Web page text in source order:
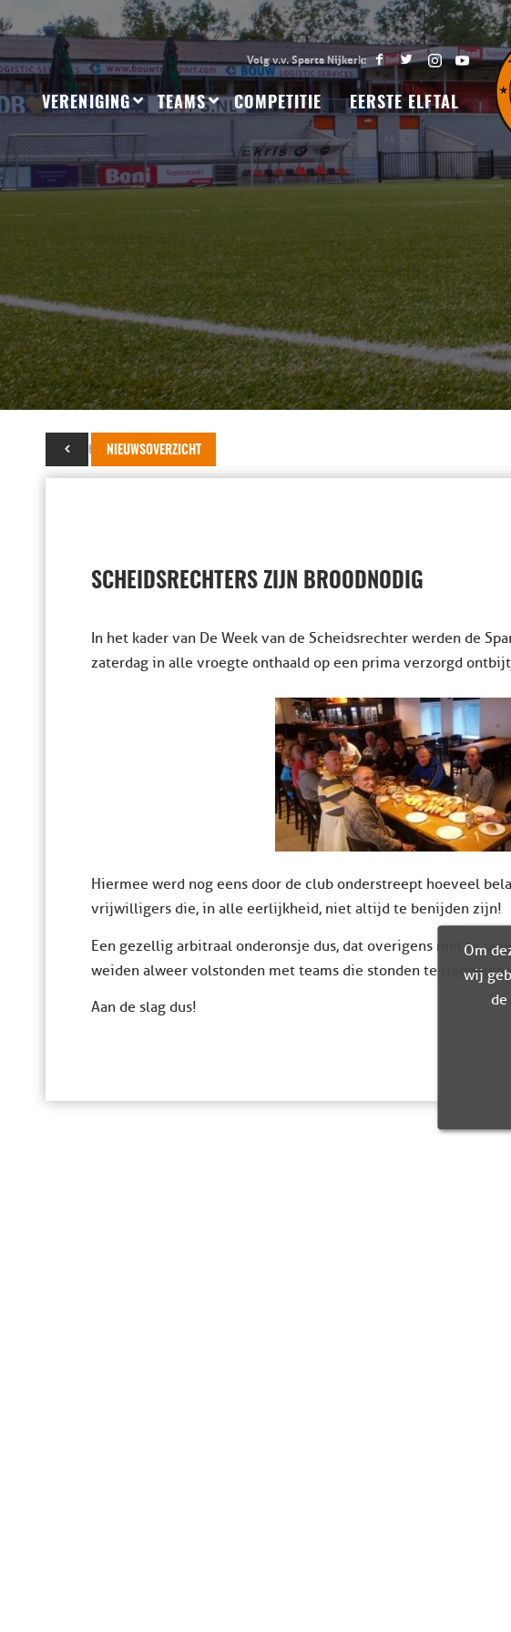
VERENIGING TEAMS COMPETITIE EERSTE ELFTAL
NIEUWSOVERZICHT
06 oktober 2015
SCHEIDSRECHTERS ZIJN BROODNODIG
In het kader van De Week van de Scheidsrechter werden de
zaterdag in alle vroegte onthaald op een prima verzorgd
Hiermee werd nog eens door de club onderstreept hoeveel
vrijwilligers die, in alle eerlijkheid, niet altijd te benijden zijn!
Een gezellig arbitraal onderonsje dus, dat overigens niet te
weiden alweer volstonden met teams die stonden te trappelen
Aan de slag dus!
Om
wij
de